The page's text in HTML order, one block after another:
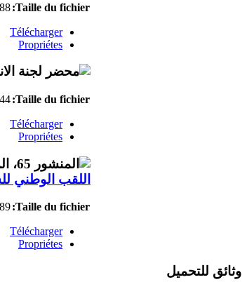
Taille du fichier:
KB
Télécharger
Propriétes
Taille du fichier:
KB
Télécharger
Propriétes
اللقب الوطني
Taille du fichier:
Télécharger
Propriétes
وثائق للتحميل